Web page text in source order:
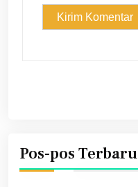
Pos-pos Terbaru